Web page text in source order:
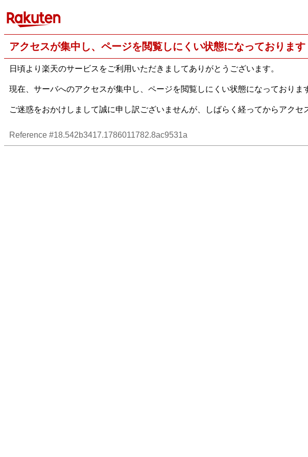
アクセスが集中し、ページを閲覧しにくい状態になっております
日頃より楽天のサービスをご利用いただきましてありがとうございます。
現在、サーバへのアクセスが集中し、ページを閲覧しにくい状態になっておりま
ご迷惑をおかけしまして誠に申し訳ございませんが、しばらく経ってからアク
Reference #18.542b3417.1786011782.8ac9531a